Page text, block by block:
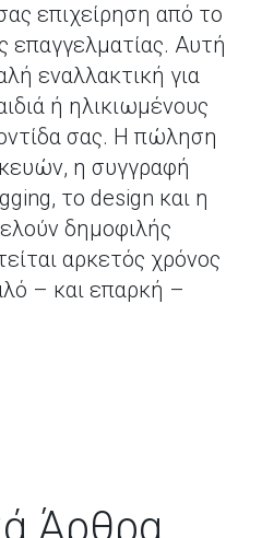
επιχείρηση από το
επαγγελματίας. Αυτή
εναλλακτική για
ή ηλικιωμένους
σας. Η πώληση
η συγγραφή
το design και η
δημοφιλής
αρκετός χρόνος
– και επαρκή –
Άρθρα